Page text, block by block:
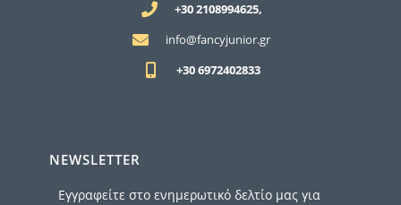
+30 2108994625,
info@fancyjunior.gr
+30 6972402833
NEWSLETTER
Εγγραφείτε στο ενημερωτικό δελτίο μας για